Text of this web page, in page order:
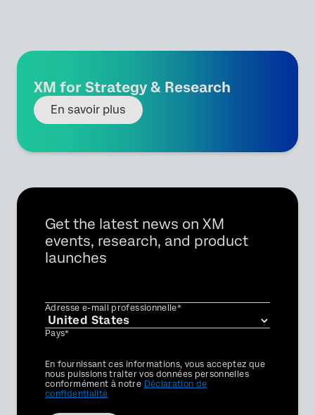
XM for Strategy & Research
En savoir plus
Get the latest news on XM
events, research, and product
launches
Adresse e-mail professionnelle*
Pays*
Privacy
Optin
En fournissant ces informations, vous acceptez que
nous puissions traiter vos données personnelles
conformément à notre Déclaration de
confidentialité